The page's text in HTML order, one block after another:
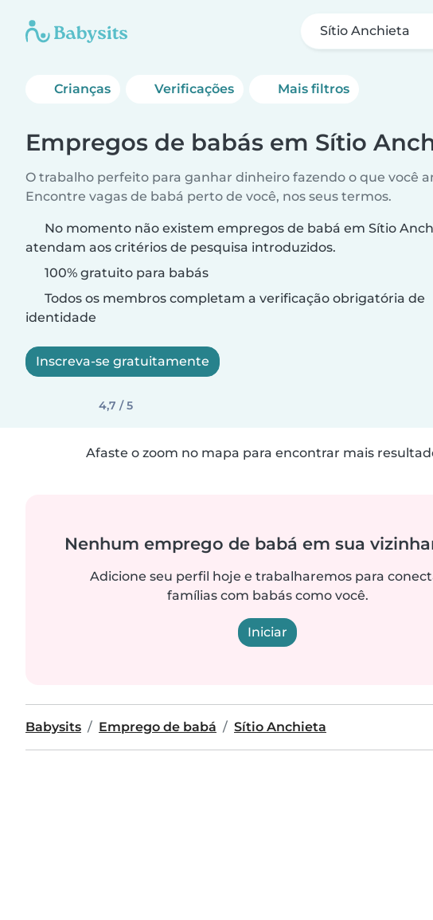
Sítio Anchieta
Crianças Verificações Mais filtros
Empregos de babás em Sítio
O trabalho perfeito para ganhar dinheiro fazendo o que você
Encontre vagas de babá perto de você, nos seus termos.
No momento não existem empregos de babá em Sítio
atendam aos critérios de pesquisa introduzidos.
100% gratuito para babás
Todos os membros completam a verificação obrigatória de
identidade
Inscreva-se gratuitamente
4,7 / 5
Afaste o zoom no mapa para encontrar mais
Nenhum emprego de babá em sua
Adicione seu perfil hoje e trabalharemos para
famílias com babás como você.
Iniciar
Babysits Emprego de babá Sítio Anchieta